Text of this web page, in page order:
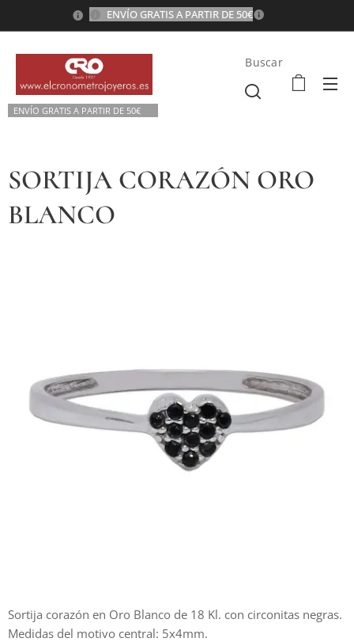
ENVÍO GRATIS A PARTIR DE 50€
ENVÍO GRATIS A PARTIR DE 50€💫
Buscar
SORTIJA CORAZÓN ORO
BLANCO
Sortija corazón en Oro Blanco de 18 Kl. con circonitas negras.
Medidas del motivo central: 5x4mm.